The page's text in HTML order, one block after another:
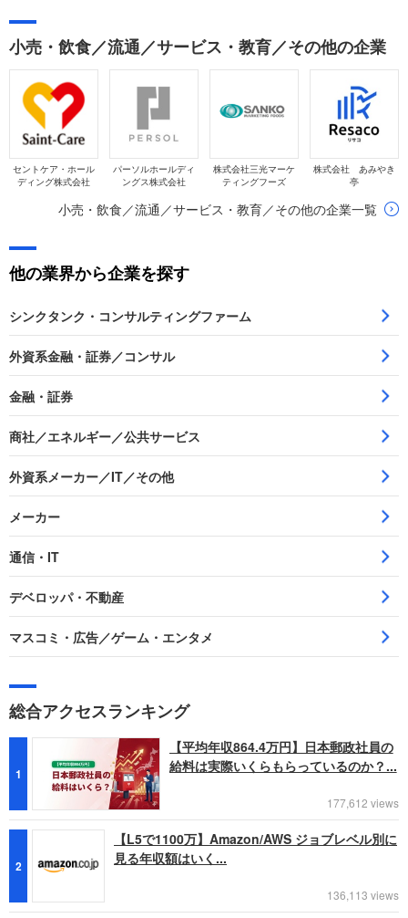
小売・飲食／流通／サービス・教育／その他の企業
セントケア・ホール
ディング株式会社
パーソルホールディ
ングス株式会社
株式会社三光マーケ
ティングフーズ
株式会社 あみやき
亭
小売・飲食／流通／サービス・教育／その他の企業一覧
他の業界から企業を探す
シンクタンク・コンサルティングファーム
外資系金融・証券／コンサル
金融・証券
商社／エネルギー／公共サービス
外資系メーカー／IT／その他
メーカー
通信・IT
デベロッパ・不動産
マスコミ・広告／ゲーム・エンタメ
総合アクセスランキング
1
【平均年収864.4万円】日本郵政社員の
給料は実際いくらもらっているのか？...
177,612 views
2
【L5で1100万】Amazon/AWS ジョブレベル別に
見る年収額はいく...
136,113 views